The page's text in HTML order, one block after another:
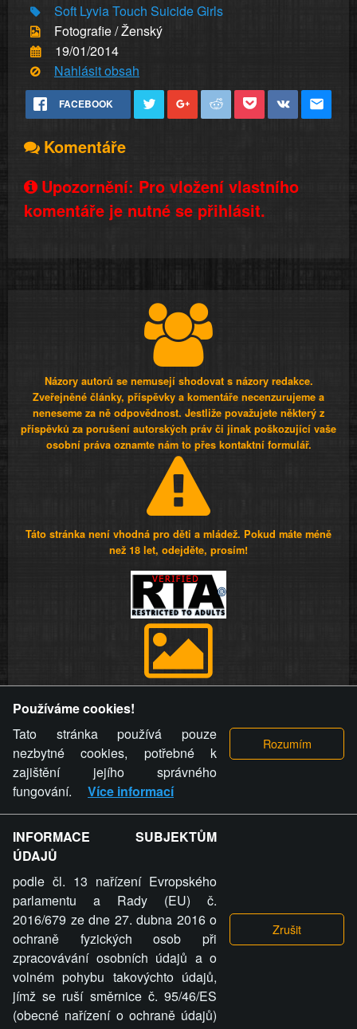
Soft LyviaTouch SuicideGirls
Fotografie / Ženský
19/01/2014
Nahlásit obsah
FACEBOOK
Komentáře
Upozornění: Pro vložení vlastního
komentáře je nutné se přihlásit.
Názory autorů se nemusejí shodovat s názory redakce.
Zveřejněné články, příspěvky a komentáře necenzurujeme a
neneseme za ně odpovědnost. Jestliže považujete některý z
příspěvků za porušení autorských práv či jinak poškozující vaše
osobní práva oznamte nám to přes kontaktní formulář.
Táto stránka není vhodná pro děti a mládež. Pokud máte méně
než 18 let, odejděte, prosím!
videa a komentáře. Osoba, které se toto opatření provozovatele
stránky týče, ani osoba, která umístila fotografii nebo video na
stránku, nemůže z důvodu odstranění fotografie, videa nebo
komentáře pro výše uvedenou okolnost uplatnit vůči
provozovateli stránky žádný nárok na náhradu škody nebo
nemajetkové újmy.
ZVRÁCENÝ.CZ - Svět není zvrácenej. To jen
ty lidi...
ZVRÁCENÝ.CZ
PRAVIDLA A PODMÍNKY GDPR
Používáme cookies!
Tato stránka používá pouze
nezbytné cookies, potřebné k
zajištění jejího správného
fungování.
Více informací
INFORMACE SUBJEKTŮM
ÚDAJŮ
podle čl. 13 nařízení Evropského
parlamentu a Rady (EU) č.
2016/679 ze dne 27. dubna 2016 o
ochraně fyzických osob při
zpracovávání osobních údajů a o
volném pohybu takovýchto údajů,
jímž se ruší směrnice č. 95/46/ES
(obecné nařízení o ochraně údajů)